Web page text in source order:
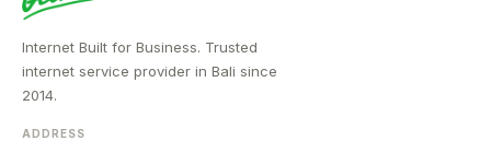
Internet Built for Business. Trusted
internet service provider in Bali since
2014.
ADDRESS